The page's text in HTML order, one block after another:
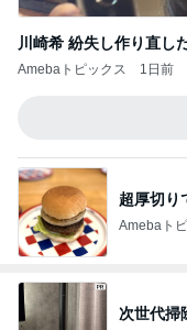
川崎希 紛失し作り直し
Amebaトピックス 1日前
超厚切り
Amebaト
次世代掃